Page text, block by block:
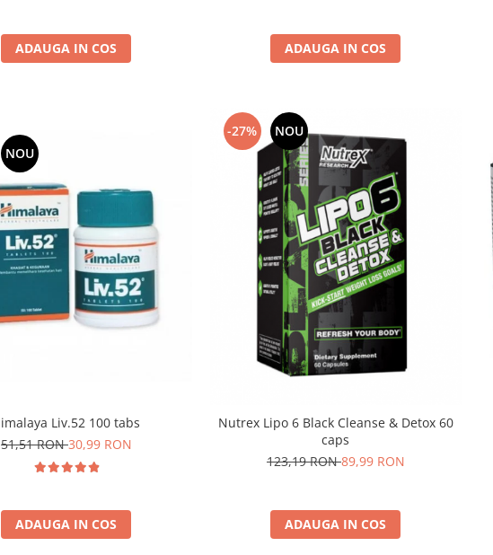
ADAUGA IN COS ADAUGA IN COS
NOU
Liv.52 100 tabs
51,51 RON30,99 RON
ADAUGA IN COS
-27% NOU
Nutrex Lipo 6 Black Cleanse & Detox 60
caps
123,19 RON89,99 RON
ADAUGA IN COS